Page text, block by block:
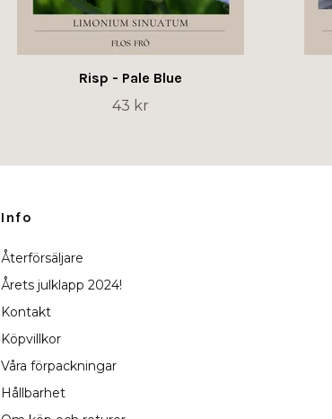
Risp - Pale Blue
43 kr
Info
Återförsäljare
Årets julklapp 2024!
Kontakt
Köpvillkor
Våra förpackningar
Hållbarhet